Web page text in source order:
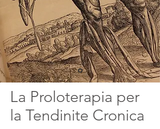
La Proloterapia per
la Tendinite Cronica